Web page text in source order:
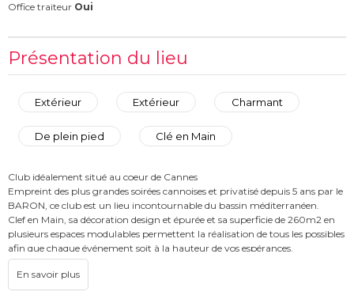
Office traiteur Oui
Présentation du lieu
Extérieur Extérieur Charmant
De plein pied Clé en Main
Club idéalement situé au coeur de Cannes
Empreint des plus grandes soirées cannoises et privatisé depuis 5 ans par le
BARON, ce club est un lieu incontournable du bassin méditerranéen.
Clef en Main, sa décoration design et épurée et sa superficie de 260m2 en
plusieurs espaces modulables permettent la réalisation de tous les possibles
afin que chaque événement soit à la hauteur de vos espérances.
Configuration:
- Un SAS D’ENTRÉE permet l'accueil de vos invités en toute sérénité avec